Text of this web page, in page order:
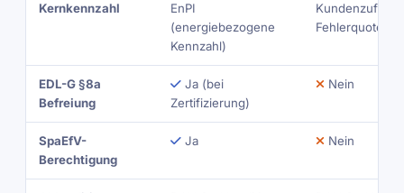
Kernkennzahl
EnPI
(energiebezogene
Kennzahl)
Fehlerquoten
EDL-G §8a
Befreiung
Ja (bei
Zertifizierung)
Nein
SpaEfV-
Berechtigung
Ja Nein